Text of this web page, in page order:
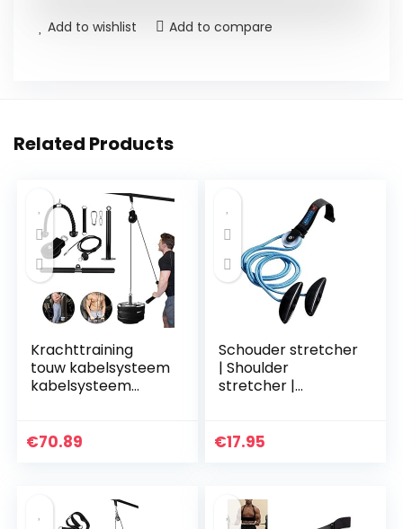
Add to wishlist Add to compare
Related Products
Krachttraining
touw kabelsysteem
kabelsysteem
machine 2
€70.89
Schouder stretcher
| Shoulder
stretcher |
mobiliteit en
€17.95